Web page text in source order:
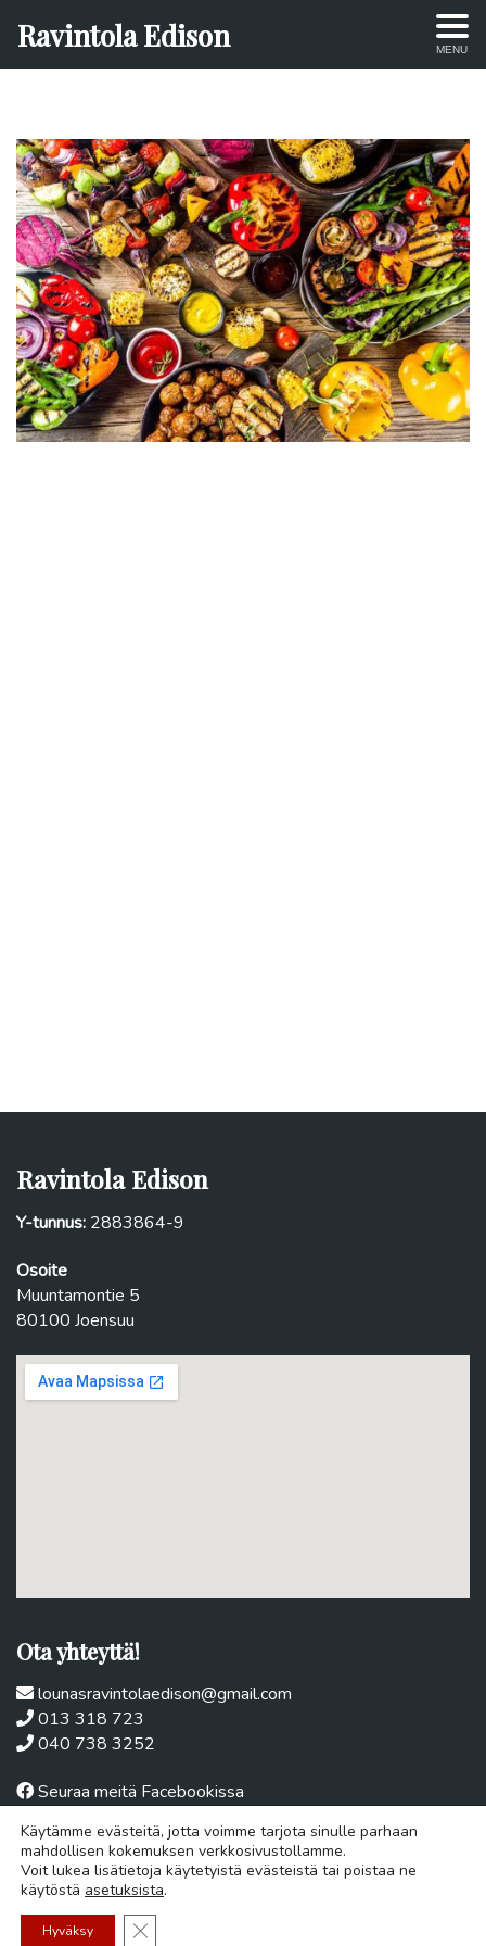
Ravintola Edison MENU
Ravintola Edison
Y-tunnus: 2883864-9
Osoite
Muuntamontie 5
80100 Joensuu
Ota yhteyttä!
lounasravintolaedison@gmail.com
013 318 723
040 738 3252
Seuraa meitä Facebookissa
Voit myös ottaa yhteyttä suoraan lomakkeen
kautta
Nimi *
Käytämme evästeitä, jotta voimme tarjota sinulle parhaan
mahdollisen kokemuksen verkkosivustollamme.
Voit lukea lisätietoja käytetyistä evästeistä tai poistaa ne
käytöstä asetuksista.
Hyväksy Sulje evästebanneri